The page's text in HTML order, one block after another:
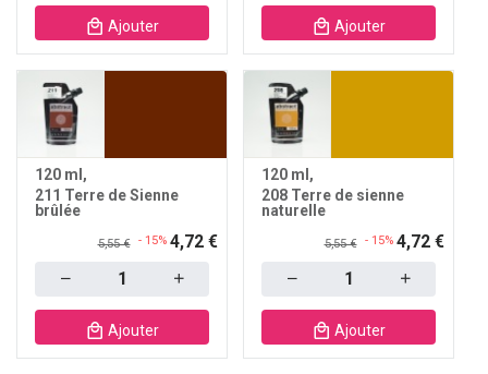
Ajouter Ajouter
120 ml
211 Terre de Sienne
brûlée
5,55 € - 15% 4,72 €
Ajouter
120 ml
208 Terre de sienne
naturelle
5,55 € - 15% 4,72 €
Ajouter